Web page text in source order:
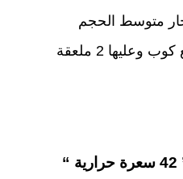
متوسط الحجم
جزر مبشور بمقدار ربع كوب وعليها 2 ملعقة